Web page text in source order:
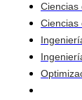
Ciencias
Ciencias